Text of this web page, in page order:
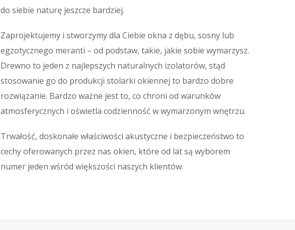
do siebie naturę jeszcze bardziej.
Zaprojektujemy i stworzymy dla Ciebie okna z dębu, sosny lub
egzotycznego meranti – od podstaw, takie, jakie sobie wymarzysz.
Drewno to jeden z najlepszych naturalnych izolatorów, stąd
stosowanie go do produkcji stolarki okiennej to bardzo dobre
rozwiązanie. Bardzo ważne jest to, co chroni od warunków
atmosferycznych i oświetla codzienność w wymarzonym wnętrzu.
Trwałość, doskonałe właściwości akustyczne i bezpieczeństwo to
cechy oferowanych przez nas okien, które od lat są wyborem
numer jeden wśród większości naszych klientów.